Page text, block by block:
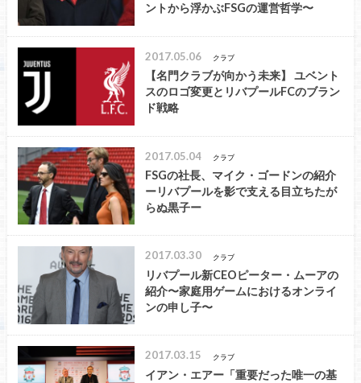
ントから浮かぶFSGの運営哲学〜
2017.05.06 クラブ
【名門クラブが向かう未来】 ユベント
スのロゴ変更とリバプールFCのブラン
ド戦略
2017.05.04 クラブ
FSGの社長、マイク・ゴードンの紹介
ーリバプールを影で支える目立ちたが
らぬ黒子ー
2017.03.30 クラブ
リバプール新CEOピーター・ムーアの
紹介〜家庭用ゲームにおけるオンライ
ンの申し子〜
2017.03.15 クラブ
イアン・エアー「重要だった唯一の基